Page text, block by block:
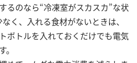
るのなら“冷凍室がスカスカ”な状
く、入れる食材がないときは、
ボトルを入れておくだけでも電気